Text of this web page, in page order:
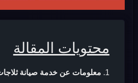
محتويات المقالة
معلومات عن خدمة صيانة